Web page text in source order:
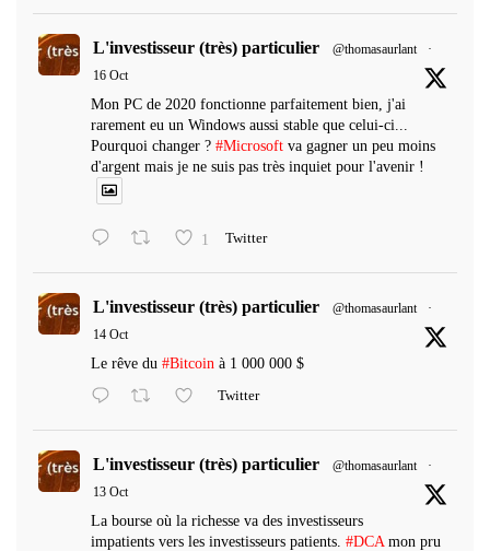
L'investisseur (très) particulier @thomasaurlant
·
16 Oct
Mon PC de 2020 fonctionne parfaitement bien, j'ai
rarement eu un Windows aussi stable que celui-ci...
Pourquoi changer ? #Microsoft va gagner un peu moins
d'argent mais je ne suis pas très inquiet pour l'avenir !
1 Twitter
L'investisseur (très) particulier @thomasaurlant
·
14 Oct
Le rêve du #Bitcoin à 1 000 000 $
Twitter
L'investisseur (très) particulier @thomasaurlant
·
13 Oct
La bourse où la richesse va des investisseurs
impatients vers les investisseurs patients. #DCA mon pru